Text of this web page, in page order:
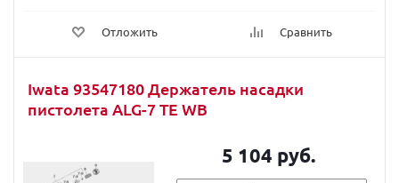
Отложить Сравнить
Iwata 93547180 Держатель насадки
пистолета ALG-7 TE WB
5 104 руб.